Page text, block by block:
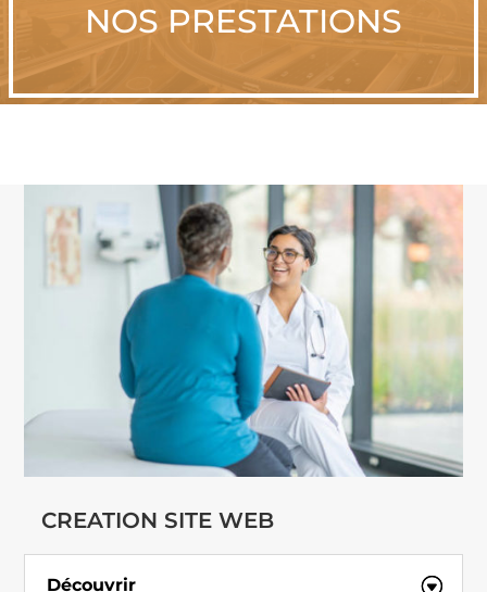
NOS PRESTATIONS
CREATION SITE WEB
Découvrir